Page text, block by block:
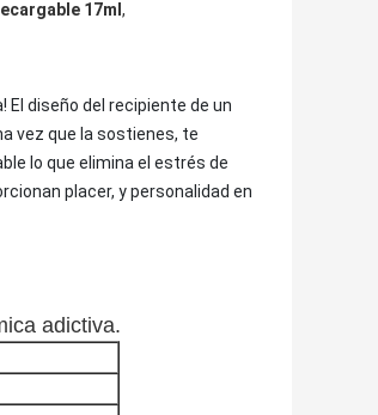
17ml ,
El diseño del recipiente de un
vez que la sostienes, te
lo que elimina el estrés de
placer, y personalidad en
adictiva.